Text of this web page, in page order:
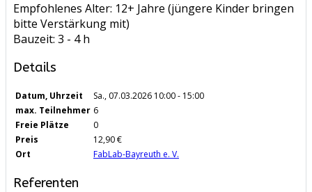
Empfohlenes Alter: 12+ Jahre (jüngere Kinder bringen
bitte Verstärkung mit)
Bauzeit: 3 - 4 h
Details
Datum, Uhrzeit Sa., 07.03.2026 10:00 - 15:00
max. Teilnehmer 6
Freie Plätze
0
Preis
12,90 €
Ort
FabLab-Bayreuth e. V.
Referenten